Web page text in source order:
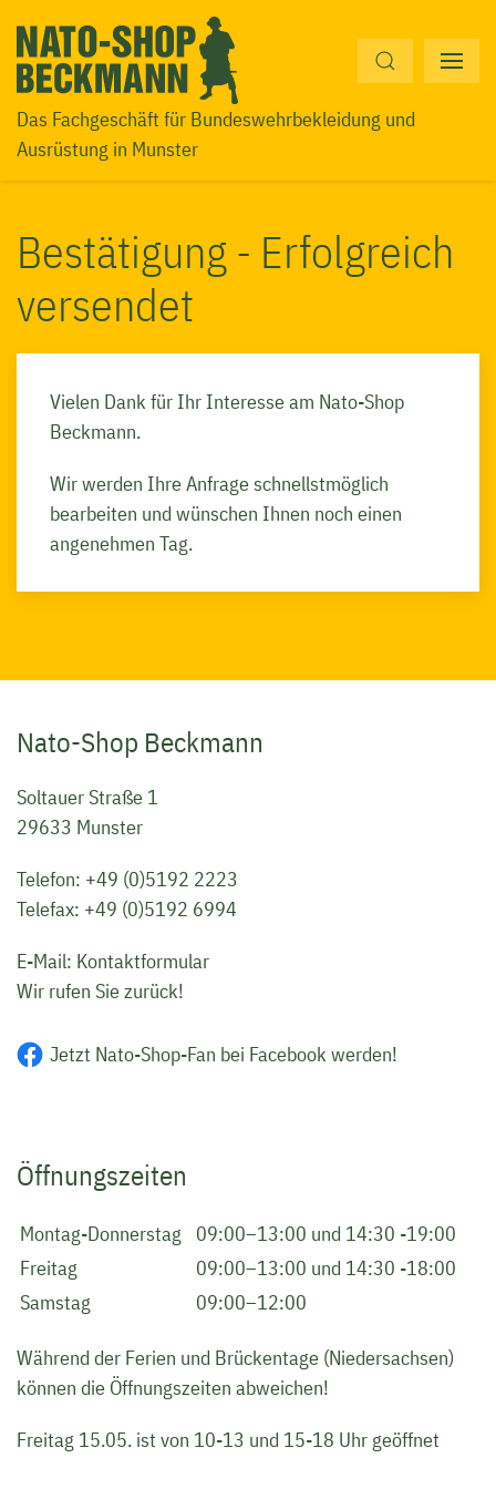
Navigation
überspringen
Das Fachgeschäft für Bundeswehrbekleidung und
Ausrüstung in Munster
Bestätigung - Erfolgreich
versendet
Vielen Dank für Ihr Interesse am Nato-Shop
Beckmann.
Wir werden Ihre Anfrage schnellstmöglich
bearbeiten und wünschen Ihnen noch einen
angenehmen Tag.
Nato-Shop Beckmann
Soltauer Straße 1
29633 Munster
Telefon: +49 (0)5192 2223
Telefax: +49 (0)5192 6994
E-Mail: Kontaktformular
Wir rufen Sie zurück!
Jetzt Nato-Shop-Fan bei Facebook werden!
Öffnungszeiten
Montag-Donnerstag
09:00–13:00 und 14:30 -19:00
Freitag
09:00–13:00 und 14:30 -18:00
Samstag
09:00–12:00
Während der Ferien und Brückentage (Niedersachsen)
können die Öffnungszeiten abweichen!
Freitag 15.05. ist von 10-13 und 15-18 Uhr geöffnet